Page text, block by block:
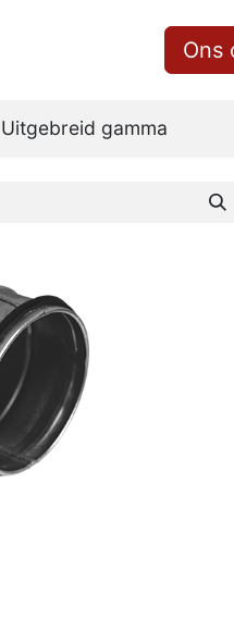
Over ons
Ons
Uitgebreid gamma